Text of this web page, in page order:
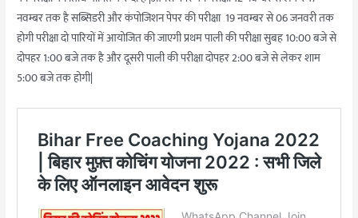
नवम्बर तक है सब्सिडरी और कंपोजिशन पेपर की परीक्षा 19 नवम्बर से 06 जनवरी तक
होगी परीक्षा दो पारियों में आयोजित की जाएगी प्रथम पाली की परीक्षा सुबह 10:00 बजे से
दोपहर 1:00 बजे तक है और दूसरी पाली की परीक्षा दोपहर 2:00 बजे से लेकर शाम
5:00 बजे तक होगी|